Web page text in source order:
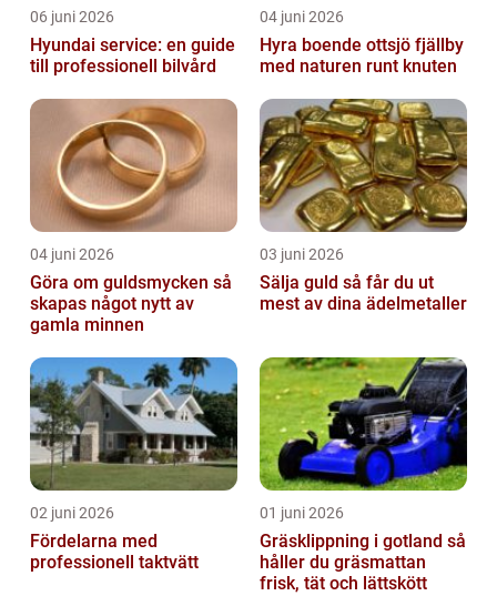
06 juni 2026
Hyundai service: en guide
till professionell bilvård
04 juni 2026
Hyra boende ottsjö fjällby
med naturen runt knuten
04 juni 2026
Göra om guldsmycken så
skapas något nytt av
gamla minnen
03 juni 2026
Sälja guld så får du ut
mest av dina ädelmetaller
02 juni 2026
Fördelarna med
professionell taktvätt
01 juni 2026
Gräsklippning i gotland så
håller du gräsmattan
frisk, tät och lättskött